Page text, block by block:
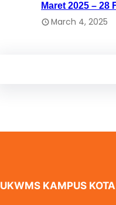
Maret 2025 – 28
March 4, 2025
UKWMS KAMPUS